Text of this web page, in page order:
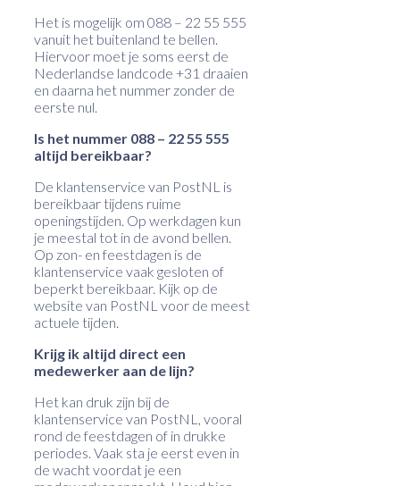
Het is mogelijk om 088 – 22 55 555
vanuit het buitenland te bellen.
Hiervoor moet je soms eerst de
Nederlandse landcode +31 draaien
en daarna het nummer zonder de
eerste nul.
Is het nummer 088 – 22 55 555
altijd bereikbaar?
De klantenservice van PostNL is
bereikbaar tijdens ruime
openingstijden. Op werkdagen kun
je meestal tot in de avond bellen.
Op zon- en feestdagen is de
klantenservice vaak gesloten of
beperkt bereikbaar. Kijk op de
website van PostNL voor de meest
actuele tijden.
Krijg ik altijd direct een
medewerker aan de lijn?
Het kan druk zijn bij de
klantenservice van PostNL, vooral
rond de feestdagen of in drukke
periodes. Vaak sta je eerst even in
de wacht voordat je een